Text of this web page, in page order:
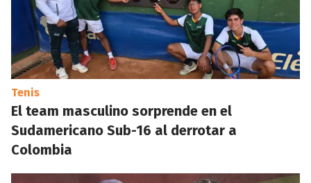
Tenis
El team masculino sorprende en el
Sudamericano Sub-16 al derrotar a
Colombia